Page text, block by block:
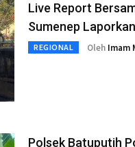
Live Report
Sumenep
REGIONAL Oleh Imam
Polsek Batuputih